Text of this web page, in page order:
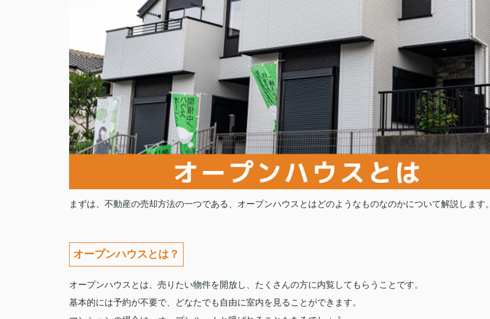
まずは、不動産の売却方法の一つである、オープンハウスとはどのようなものなのかについて解説します。
オープンハウスとは？
オープンハウスとは、売りたい物件を開放し、たくさんの方に内覧してもらうことです。
基本的には予約が不要で、どなたでも自由に室内を見ることができます。